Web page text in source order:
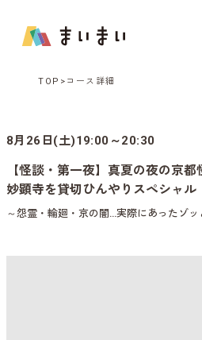
TOP コース詳細
8月26日(土)19:00～20:30
【怪談・第一夜】真夏の夜の京
妙顕寺を貸切ひんやりスペシャル
～怨霊・輪廻・京の闇…実際にあったゾッ